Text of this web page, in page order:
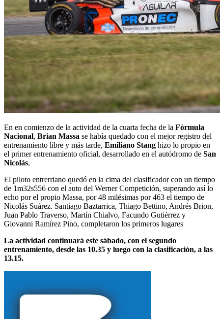
En en comienzo de la actividad de la cuarta fecha de la Fórmula
Nacional, Brian Massa se había quedado con el mejor registro del
entrenamiento libre y más tarde, Emiliano Stang hizo lo propio en
el primer entrenamiento oficial, desarrollado en el autódromo de San
Nicolás,
El piloto entrerriano quedó en la cima del clasificador con un tiempo
de 1m32s556 con el auto del Werner Competición, superando así lo
echo por el propio Massa, por 48 milésimas por 463 el tiempo de
Nicolás Suárez. Santiago Baztarrica, Thiago Bettino, Andrés Brion,
Juan Pablo Traverso, Martín Chialvo, Facundo Gutiérrez y
Giovanni Ramírez Pino, completaron los primeros lugares
La actividad continuará este sábado, con el segundo
entrenamiento, desde las 10.35 y luego con la clasificación, a las
13.15.